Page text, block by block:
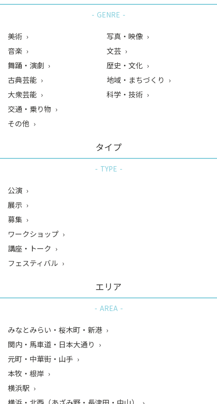
GENRE
美術
音楽
舞踊・演劇
古典芸能
大衆芸能
写真・映像
文芸
歴史・文化
地域・まちづくり
科学・技術
交通・乗り物
その他
タイプ
TYPE
公演
展示
募集
ワークショップ
講座・トーク
フェスティバル
エリア
AREA
みなとみらい・桜木町・新港
関内・馬車道・日本大通り
元町・中華街・山手
本牧・根岸
横浜駅